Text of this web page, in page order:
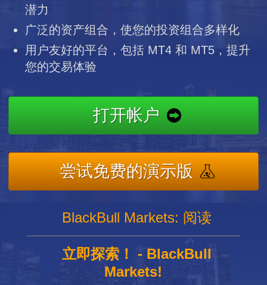
潜力
广泛的资产组合，使您的投资组合多样化
用户友好的平台，包括 MT4 和 MT5，提升
您的交易体验
打开帐户
尝试免费的演示版
BlackBull Markets: 阅读
立即探索！ - BlackBull
Markets!